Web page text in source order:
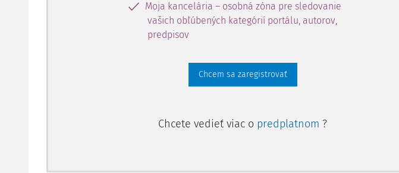
Moja kancelária – osobná zóna pre sledovanie
vašich obľúbených kategórií portálu, autorov,
predpisov
Chcem sa zaregistrovať
Chcete vedieť viac o predplatnom ?